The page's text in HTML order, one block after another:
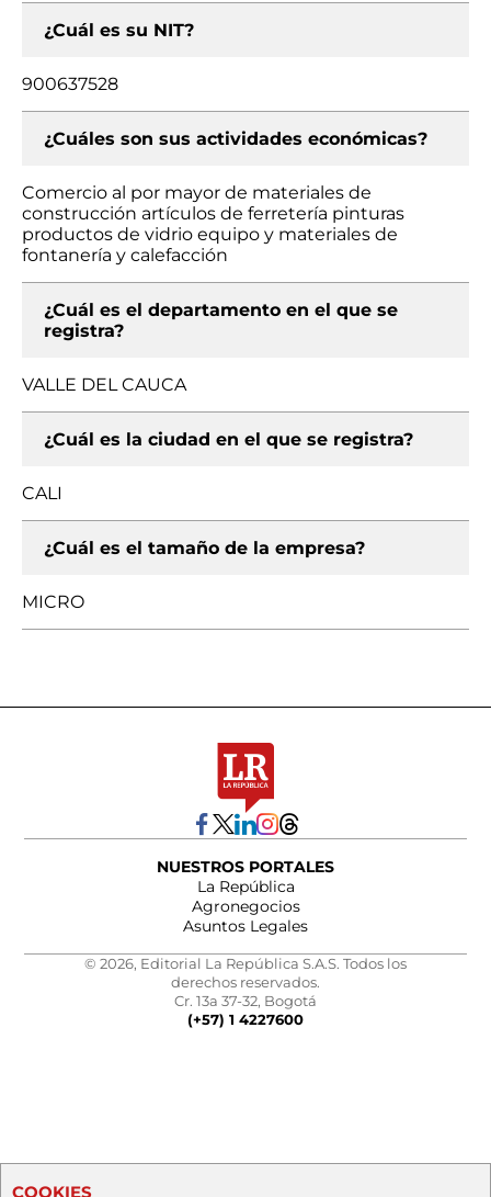
¿Cuál es su NIT?
900637528
¿Cuáles son sus actividades económicas?
Comercio al por mayor de materiales de
construcción artículos de ferretería pinturas
productos de vidrio equipo y materiales de
fontanería y calefacción
¿Cuál es el departamento en el que se
registra?
VALLE DEL CAUCA
¿Cuál es la ciudad en el que se registra?
CALI
¿Cuál es el tamaño de la empresa?
MICRO
NUESTROS PORTALES
La República
Agronegocios
Asuntos Legales
© 2026, Editorial La República S.A.S. Todos los
derechos reservados.
Cr. 13a 37-32, Bogotá
(+57) 1 4227600
COOKIES